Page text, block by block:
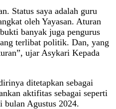
Status saya adalah guru
oleh Yayasan. Aturan
banyak juga pengurus
terlibat politik. Dan, yang
ujar Asykari Kepada
ditetapkan sebagai
aktifitas sebagai seperti
bulan Agustus 2024.